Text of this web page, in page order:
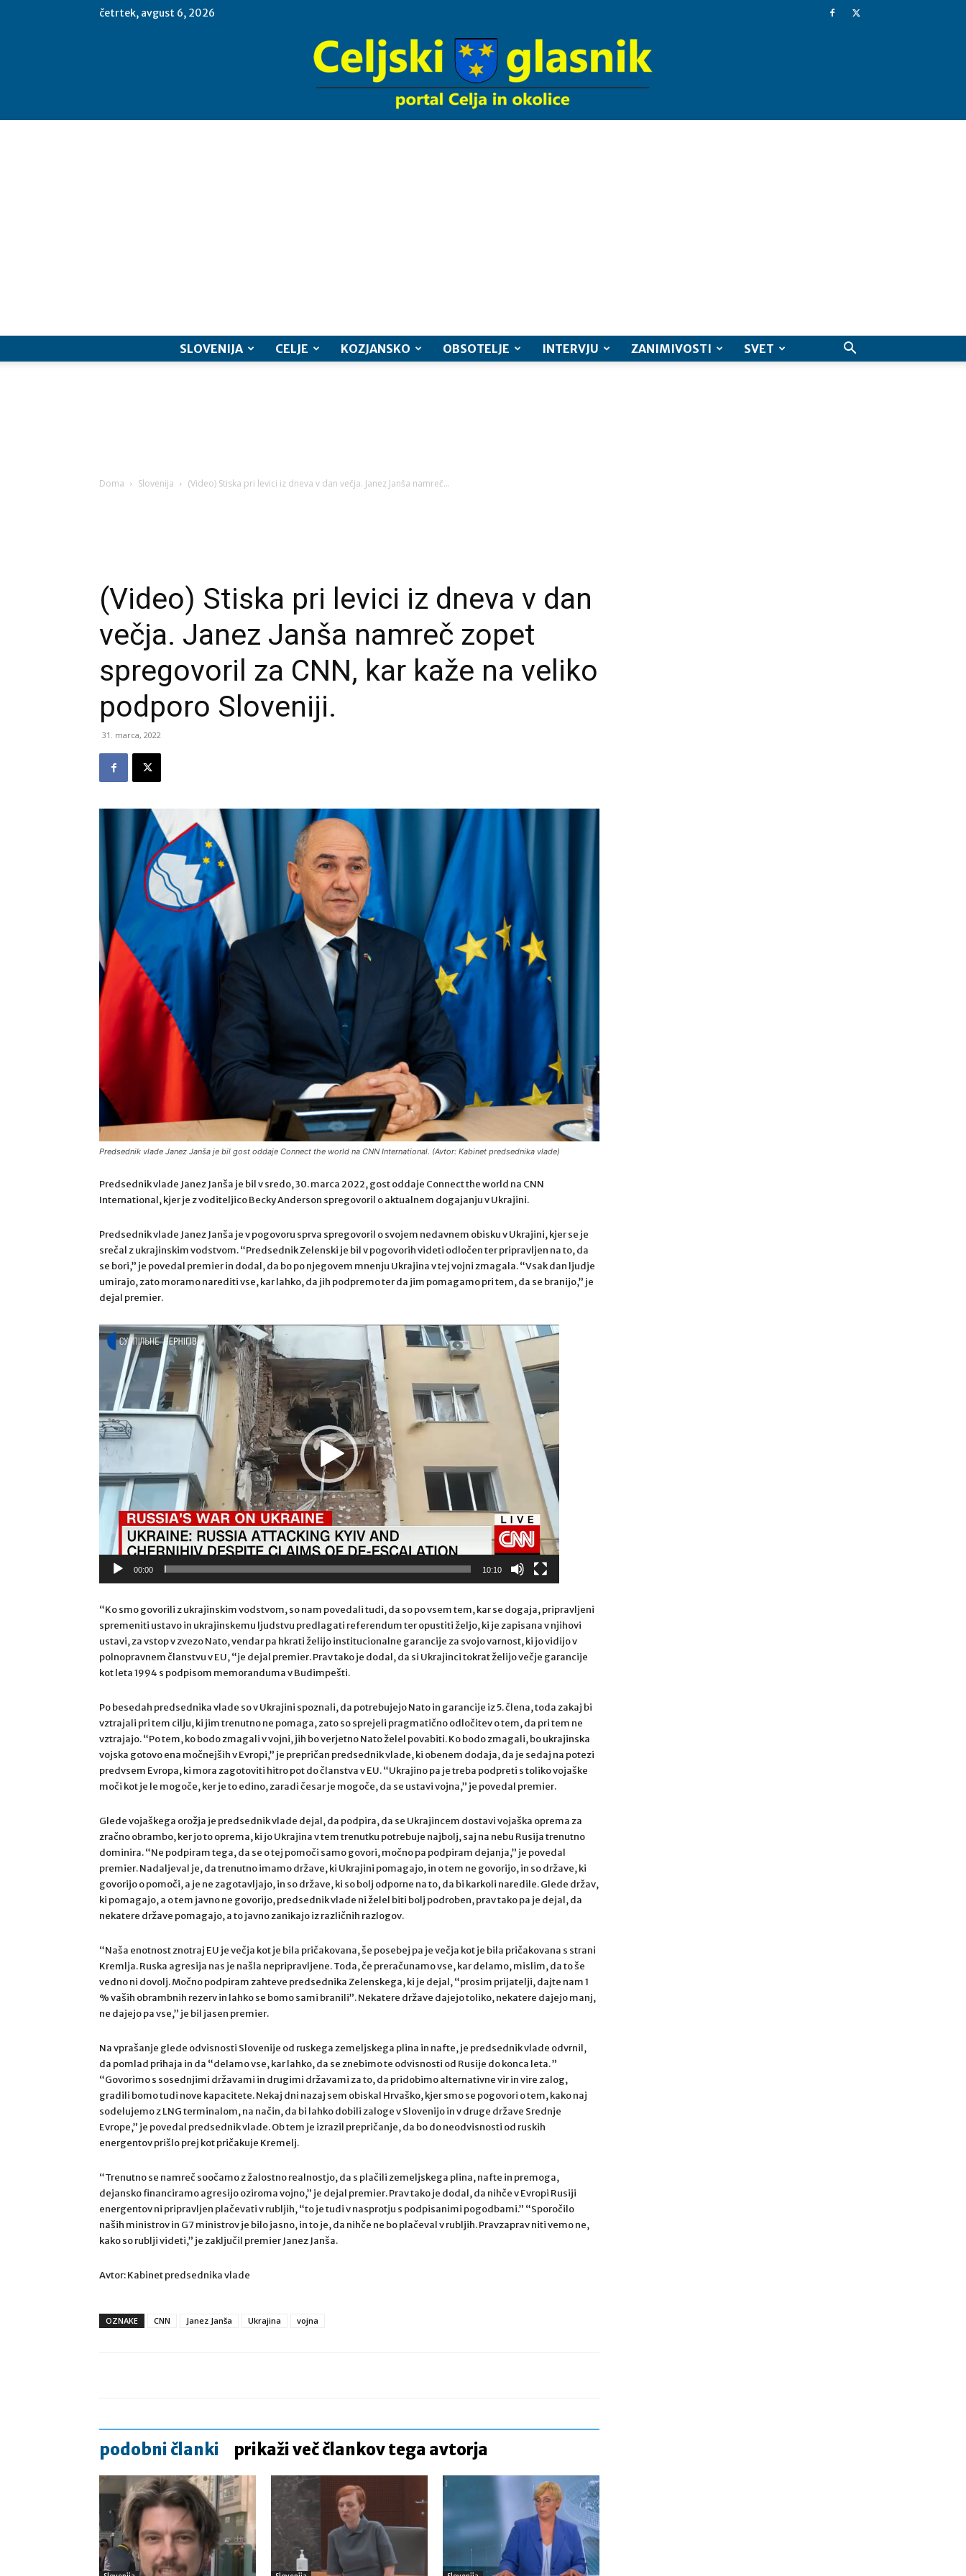
četrtek, avgust 6, 2026
SLOVENIJA CELJE KOZJANSKO OBSOTELJE INTERVJU ZANIMIVOSTI SVET
Doma Slovenija (Video) Stiska pri levici iz dneva v dan večja. Janez Janša namreč...
(Video) Stiska pri levici iz dneva v dan
večja. Janez Janša namreč zopet
spregovoril za CNN, kar kaže na veliko
podporo Sloveniji.
31. marca, 2022
Predsednik vlade Janez Janša je bil gost oddaje Connect the world na CNN International. (Avtor: Kabinet predsednika vlade)
Predsednik vlade Janez Janša je bil v sredo, 30. marca 2022, gost oddaje Connect the world na CNN
International, kjer je z voditeljico Becky Anderson spregovoril o aktualnem dogajanju v Ukrajini.
Predsednik vlade Janez Janša je v pogovoru sprva spregovoril o svojem nedavnem obisku v Ukrajini, kjer se je
srečal z ukrajinskim vodstvom. “Predsednik Zelenski je bil v pogovorih videti odločen ter pripravljen na to, da
se bori,” je povedal premier in dodal, da bo po njegovem mnenju Ukrajina v tej vojni zmagala. “Vsak dan ljudje
umirajo, zato moramo narediti vse, kar lahko, da jih podpremo ter da jim pomagamo pri tem, da se branijo,” je
dejal premier.
Predvajalnik
videa
00:00 10:10
“Ko smo govorili z ukrajinskim vodstvom, so nam povedali tudi, da so po vsem tem, kar se dogaja, pripravljeni
spremeniti ustavo in ukrajinskemu ljudstvu predlagati referendum ter opustiti željo, ki je zapisana v njihovi
ustavi, za vstop v zvezo Nato, vendar pa hkrati želijo institucionalne garancije za svojo varnost, ki jo vidijo v
polnopravnem članstvu v EU, “je dejal premier. Prav tako je dodal, da si Ukrajinci tokrat želijo večje garancije
kot leta 1994 s podpisom memoranduma v Budimpešti.
Po besedah predsednika vlade so v Ukrajini spoznali, da potrebujejo Nato in garancije iz 5. člena, toda zakaj bi
vztrajali pri tem cilju, ki jim trenutno ne pomaga, zato so sprejeli pragmatično odločitev o tem, da pri tem ne
vztrajajo. “Po tem, ko bodo zmagali v vojni, jih bo verjetno Nato želel povabiti. Ko bodo zmagali, bo ukrajinska
vojska gotovo ena močnejših v Evropi,” je prepričan predsednik vlade, ki obenem dodaja, da je sedaj na potezi
predvsem Evropa, ki mora zagotoviti hitro pot do članstva v EU. “Ukrajino pa je treba podpreti s toliko vojaške
moči kot je le mogoče, ker je to edino, zaradi česar je mogoče, da se ustavi vojna,” je povedal premier.
Glede vojaškega orožja je predsednik vlade dejal, da podpira, da se Ukrajincem dostavi vojaška oprema za
zračno obrambo, ker jo to oprema, ki jo Ukrajina v tem trenutku potrebuje najbolj, saj na nebu Rusija trenutno
dominira. “Ne podpiram tega, da se o tej pomoči samo govori, močno pa podpiram dejanja,” je povedal
premier. Nadaljeval je, da trenutno imamo države, ki Ukrajini pomagajo, in o tem ne govorijo, in so države, ki
govorijo o pomoči, a je ne zagotavljajo, in so države, ki so bolj odporne na to, da bi karkoli naredile. Glede držav,
ki pomagajo, a o tem javno ne govorijo, predsednik vlade ni želel biti bolj podroben, prav tako pa je dejal, da
nekatere države pomagajo, a to javno zanikajo iz različnih razlogov.
“Naša enotnost znotraj EU je večja kot je bila pričakovana, še posebej pa je večja kot je bila pričakovana s strani
Kremlja. Ruska agresija nas je našla nepripravljene. Toda, če preračunamo vse, kar delamo, mislim, da to še
vedno ni dovolj. Močno podpiram zahteve predsednika Zelenskega, ki je dejal, “prosim prijatelji, dajte nam 1
% vaših obrambnih rezerv in lahko se bomo sami branili”. Nekatere države dajejo toliko, nekatere dajejo manj,
ne dajejo pa vse,” je bil jasen premier.
Na vprašanje glede odvisnosti Slovenije od ruskega zemeljskega plina in nafte, je predsednik vlade odvrnil,
da pomlad prihaja in da “delamo vse, kar lahko, da se znebimo te odvisnosti od Rusije do konca leta. ”
“Govorimo s sosednjimi državami in drugimi državami za to, da pridobimo alternativne vir in vire zalog,
gradili bomo tudi nove kapacitete. Nekaj dni nazaj sem obiskal Hrvaško, kjer smo se pogovori o tem, kako naj
sodelujemo z LNG terminalom, na način, da bi lahko dobili zaloge v Slovenijo in v druge države Srednje
Evrope,” je povedal predsednik vlade. Ob tem je izrazil prepričanje, da bo do neodvisnosti od ruskih
energentov prišlo prej kot pričakuje Kremelj.
“Trenutno se namreč soočamo z žalostno realnostjo, da s plačili zemeljskega plina, nafte in premoga,
dejansko financiramo agresijo oziroma vojno,” je dejal premier. Prav tako je dodal, da nihče v Evropi Rusiji
energentov ni pripravljen plačevati v rubljih, “to je tudi v nasprotju s podpisanimi pogodbami.” “Sporočilo
naših ministrov in G7 ministrov je bilo jasno, in to je, da nihče ne bo plačeval v rubljih. Pravzaprav niti vemo ne,
kako so rublji videti,” je zaključil premier Janez Janša.
Avtor: Kabinet predsednika vlade
OZNAKE CNN Janez Janša Ukrajina vojna
podobni članki prikaži več člankov tega avtorja